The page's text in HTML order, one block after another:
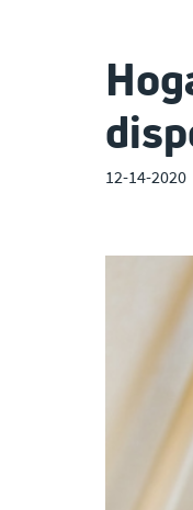
12-14-2020